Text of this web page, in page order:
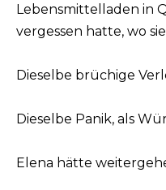
Lebensmittelladen in
vergessen hatte, wo
Dieselbe brüchige
Dieselbe Panik, als
Elena hätte